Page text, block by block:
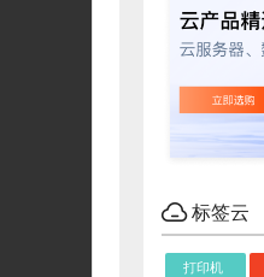
标签云
打印机